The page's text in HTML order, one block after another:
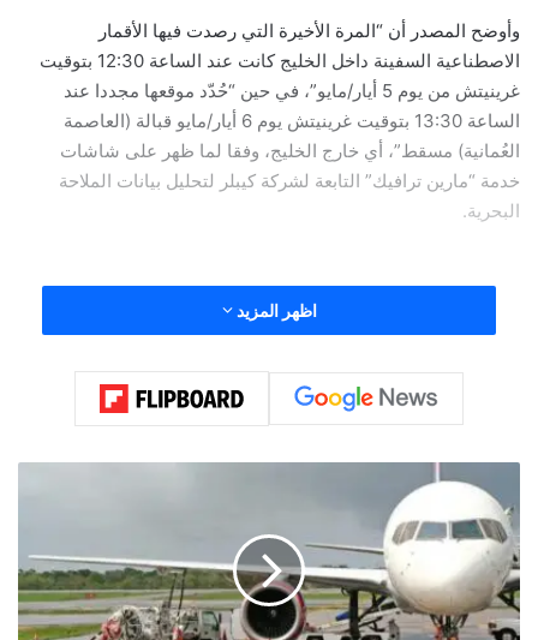
وأوضح المصدر أن “المرة الأخيرة التي رصدت فيها الأقمار
الاصطناعية السفينة داخل الخليج كانت عند الساعة 12:30 بتوقيت
غرينيتش من يوم 5 أيار/مايو”، في حين “حُدّد موقعها مجددا عند
الساعة 13:30 بتوقيت غرينيتش يوم 6 أيار/مايو قبالة (العاصمة
العُمانية) مسقط”، أي خارج الخليج، وفقا لما ظهر على شاشات
خدمة “مارين ترافيك” التابعة لشركة كيبلر لتحليل بيانات الملاحة
البحرية.
وشرح المصدر أن السفينة التي كانت عالقة في مياه الخليج منذ بداية
والاستقبال العامل بنظام التعريف الآلي AIS” الذي يبث موقع
السفينة، “واختفت عن الشاشات لمدة 24 ساعة”، وفق وكالة
اظهر المزيد
ق
ا
ت
و
ق